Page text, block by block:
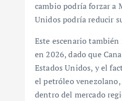
cambio podría forzar a
Unidos podría reducir
Este escenario
en 2026, dado que
Estados Unidos, y el
el petróleo
dentro del mercado